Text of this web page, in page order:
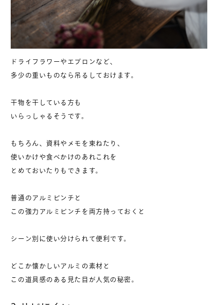
お承りいたしております。
ドライフラワーやエプロンなど、
多少の重いものなら吊るしておけます。
干物を干している方も
いらっしゃるそうです。
もちろん、資料やメモを束ねたり、
使いかけや食べかけのあれこれを
とめておいたりもできます。
普通のアルミピンチと
この強力アルミピンチを両方持っておくと
シーン別に使い分けられて便利です。
どこか懐かしいアルミの素材と
この道具感のある見た目が人気の秘密。